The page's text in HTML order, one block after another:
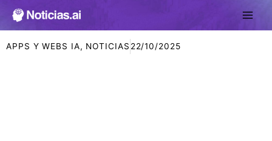
APPS Y WEBS IA, NOTICIAS 22/10/2025